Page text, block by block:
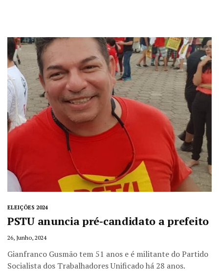
ELEIÇÕES 2024
PSTU anuncia pré-candidato a prefeito
26, Junho, 2024
Gianfranco Gusmão tem 51 anos e é militante do Partido
Socialista dos Trabalhadores Unificado há 28 anos.